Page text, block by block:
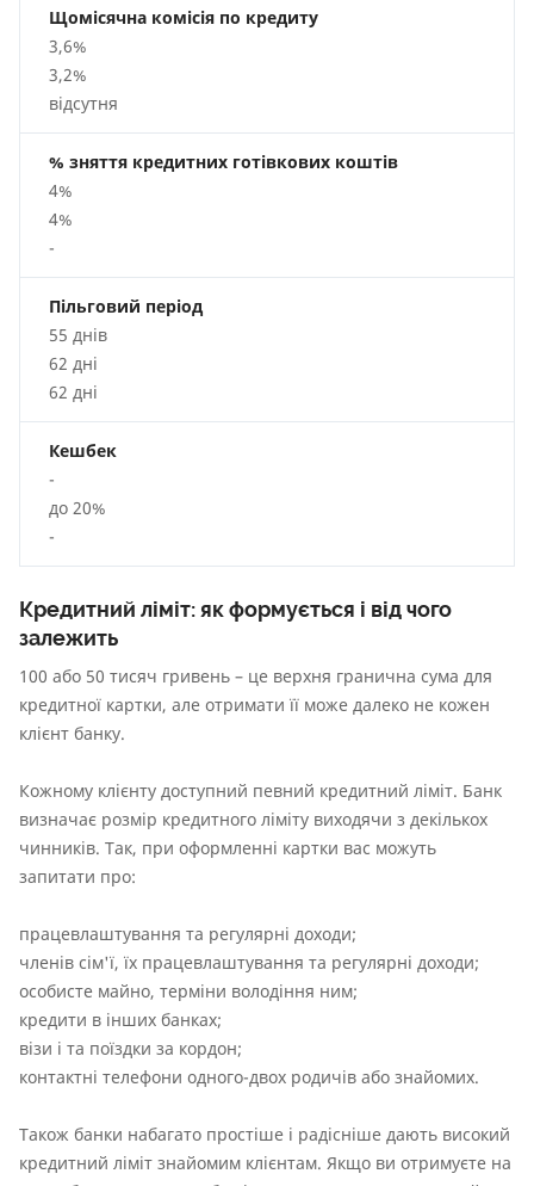
Щомісячна комісія по кредиту
3,6%
3,2%
відсутня
% зняття кредитних готівкових коштів
4%
4%
-
Пільговий період
55 днів
62 дні
62 дні
Кешбек
-
до 20%
-
Кредитний ліміт: як формується і від чого
залежить
100 або 50 тисяч гривень – це верхня гранична сума для
кредитної картки, але отримати її може далеко не кожен
клієнт банку.
Кожному клієнту доступний певний кредитний ліміт. Банк
визначає розмір кредитного ліміту виходячи з декількох
чинників. Так, при оформленні картки вас можуть
запитати про:
працевлаштування та регулярні доходи;
членів сім'ї, їх працевлаштування та регулярні доходи;
особисте майно, терміни володіння ним;
кредити в інших банках;
візи і та поїздки за кордон;
контактні телефони одного-двох родичів або знайомих.
Також банки набагато простіше і радісніше дають високий
кредитний ліміт знайомим клієнтам. Якщо ви отримуєте на